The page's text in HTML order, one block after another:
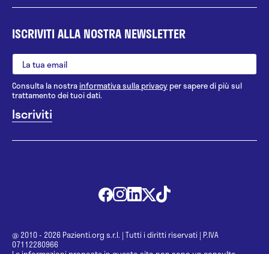
ISCRIVITI ALLA NOSTRA NEWSLETTER
Consulta la nostrainformativa sulla privacy per sapere di più sul
trattamento dei tuoi dati.
@ 2010 - 2026 Pazienti.org s.r.l. | Tutti i diritti riservati | P.IVA
07112280966